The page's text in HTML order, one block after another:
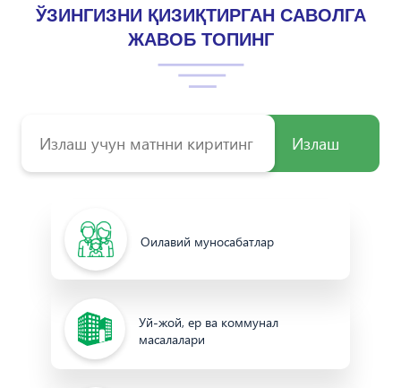
ЎЗИНГИЗНИ ҚИЗИҚТИРГАН САВОЛГА
ЖАВОБ ТОПИНГ
Излаш
Оилавий муносабатлар
Уй-жой, ер ва коммунал
масалалари